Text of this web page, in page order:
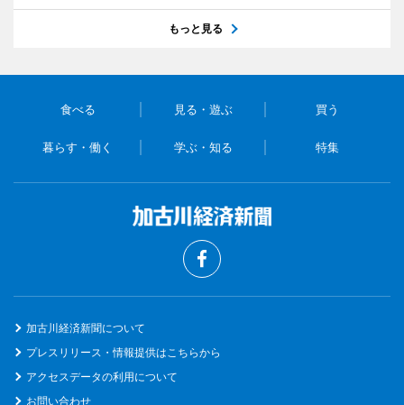
もっと見る
食べる 見る・遊ぶ 買う
暮らす・働く 学ぶ・知る 特集
加古川経済新聞について
プレスリリース・情報提供はこちらから
アクセスデータの利用について
お問い合わせ